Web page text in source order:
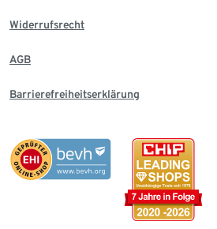
Widerrufsrecht
AGB
Barrierefreiheitserklärung